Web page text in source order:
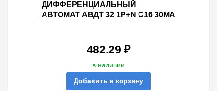
ДИФФЕРЕНЦИАЛЬНЫЙ
АВТОМАТ АВДТ 32 1P+N C16 30МА
482.29 ₽
в наличии
Добавить в корзину